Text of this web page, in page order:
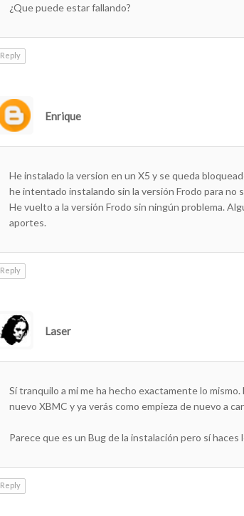
¿Que puede estar fallando?
Reply
Enrique
He instalado la version en un X5 y se queda
he intentado instalando sin la versión Frodo para no
He vuelto a la versión Frodo sin ningún problema.
aportes.
Reply
Laser
Sí tranquilo a mi me ha hecho exactamente lo
nuevo XBMC y ya verás como empieza de nuevo a
Parece que es un Bug de la instalación pero sí
Reply